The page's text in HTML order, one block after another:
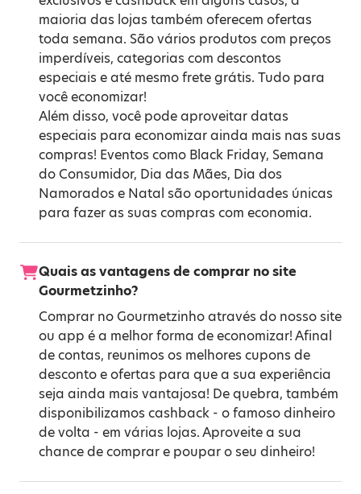
maioria das lojas também oferecem ofertas
toda semana. São vários produtos com preços
imperdíveis, categorias com descontos
especiais e até mesmo frete grátis. Tudo para
você economizar!
Além disso, você pode aproveitar datas
especiais para economizar ainda mais nas suas
compras! Eventos como Black Friday, Semana
do Consumidor, Dia das Mães, Dia dos
Namorados e Natal são oportunidades únicas
para fazer as suas compras com economia.
Quais as vantagens de comprar no site
Gourmetzinho?
Comprar no Gourmetzinho através do nosso site
ou app é a melhor forma de economizar! Afinal
de contas, reunimos os melhores cupons de
desconto e ofertas para que a sua experiência
seja ainda mais vantajosa! De quebra, também
disponibilizamos cashback - o famoso dinheiro
de volta - em várias lojas. Aproveite a sua
chance de comprar e poupar o seu dinheiro!